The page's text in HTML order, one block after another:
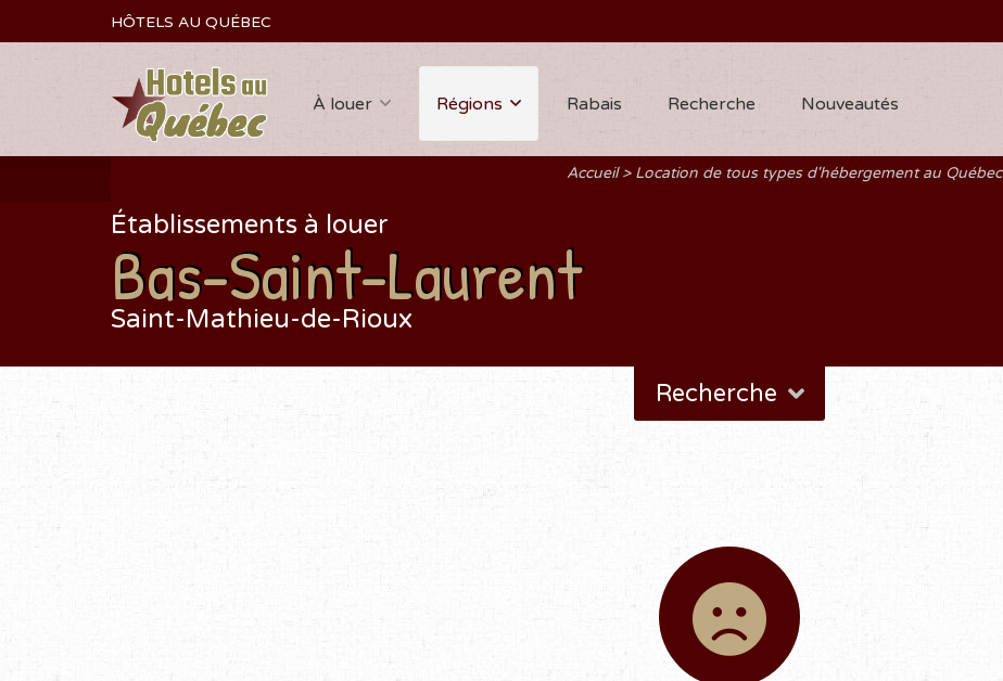
HÔTELS AU QUÉBEC
À louer Régions Rabais Recherche Nouveautés
Accueil Location de tous types d'hébergement au Québec
Établissements à louer
Bas-Saint-Laurent
Saint-Mathieu-de-Rioux
Recherche